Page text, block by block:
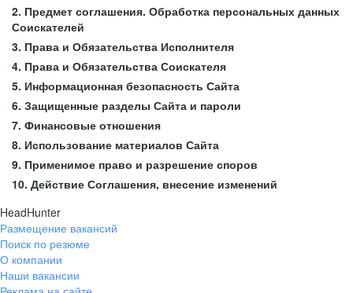
2. Предмет соглашения. Обработка персональных данных
Соискателей
3. Права и Обязательства Исполнителя
4. Права и Обязательства Соискателя
5. Информационная безопасность Сайта
6. Защищенные разделы Сайта и пароли
7. Финансовые отношения
8. Использование материалов Сайта
9. Применимое право и разрешение споров
10. Действие Соглашения, внесение изменений
HeadHunter
Размещение вакансий
Поиск по резюме
О компании
Наши вакансии